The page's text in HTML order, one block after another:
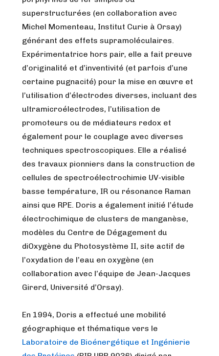
superstructurées (en collaboration avec
Michel Momenteau, Institut Curie à Orsay)
générant des effets supramoléculaires.
Expérimentatrice hors pair, elle a fait preuve
d’originalité et d’inventivité (et parfois d’une
certaine pugnacité) pour la mise en œuvre et
l’utilisation d’électrodes diverses, incluant des
ultramicroélectrodes, l’utilisation de
promoteurs ou de médiateurs redox et
également pour le couplage avec diverses
techniques spectroscopiques. Elle a réalisé
des travaux pionniers dans la construction de
cellules de spectroélectrochimie UV-visible
basse température, IR ou résonance Raman
ainsi que RPE. Doris a également initié l’étude
électrochimique de clusters de manganèse,
modèles du Centre de Dégagement du
diOxygène du Photosystème II, site actif de
l’oxydation de l’eau en oxygène (en
collaboration avec l’équipe de Jean-Jacques
Girerd, Université d’Orsay).
En 1994, Doris a effectué une mobilité
géographique et thématique vers le
Laboratoire de Bioénergétique et Ingénierie